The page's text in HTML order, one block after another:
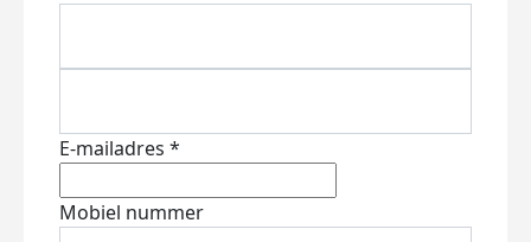
E-mailadres *
Mobiel nummer